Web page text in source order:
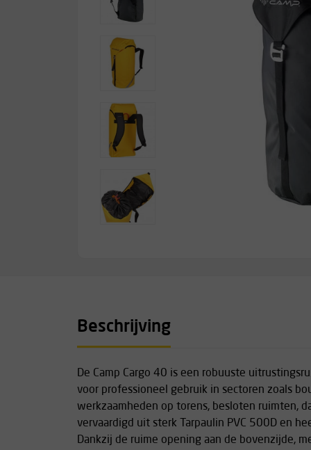
Beschrijving
De Camp Cargo 40 is een robuuste
voor professioneel gebruik in sectoren zoals
werkzaamheden op torens, besloten ruimten,
vervaardigd uit sterk Tarpaulin PVC 500D en
Dankzij de ruime opening aan de bovenzijde,